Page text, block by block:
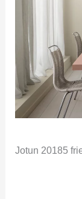
Jotun 20185